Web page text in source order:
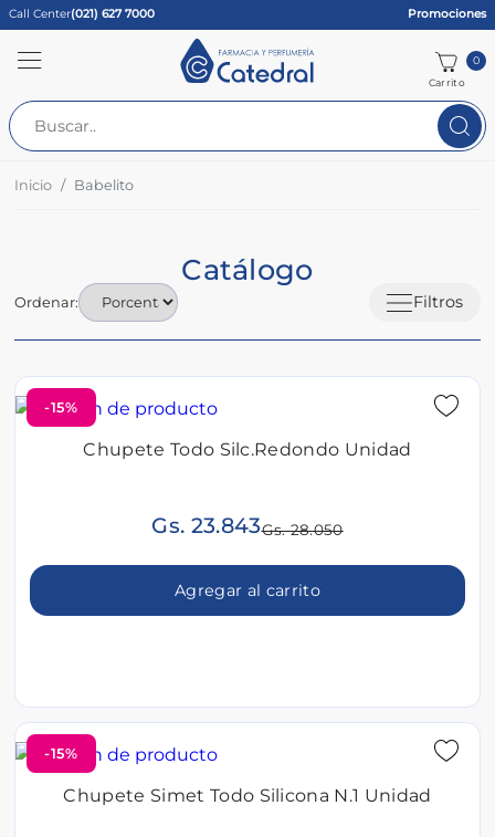
Call Center(021) 627 7000 Promociones
Carrito
0
Inicio Babelito
Catálogo
Filtros
Ordenar:
-15%
Chupete Todo Silc.Redondo Unidad
Gs. 23.843Gs. 28.050
Agregar al carrito
-15%
Chupete Simet Todo Silicona N.1 Unidad